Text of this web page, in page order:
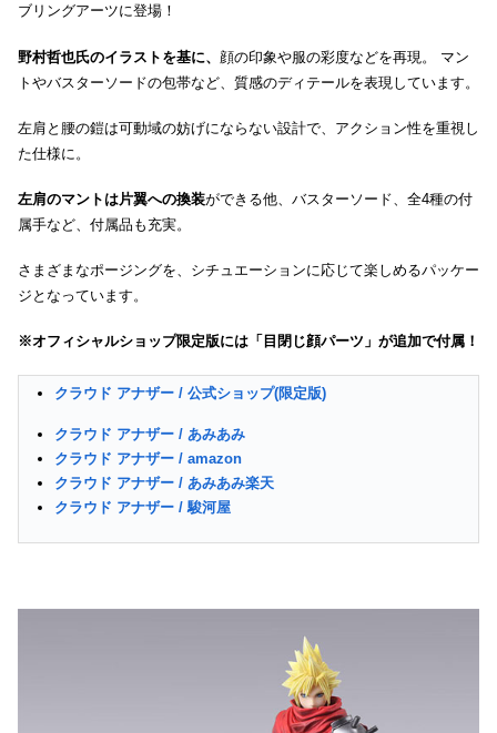
ブリングアーツに登場！
野村哲也氏のイラストを基に、 顔の印象や服の彩度などを再現。 マン
トやバスターソードの包帯など、質感のディテールを表現しています。
左肩と腰の鎧は可動域の妨げにならない設計で、アクション性を重視し
た仕様に。
左肩のマントは片翼への換装ができる他、バスターソード、全4種の付
属手など、付属品も充実。
さまざまなポージングを、シチュエーションに応じて楽しめるパッケー
ジとなっています。
※オフィシャルショップ限定版には「目閉じ顔パーツ」が追加で付属！
クラウド アナザー / 公式ショップ(限定版)
クラウド アナザー / あみあみ
クラウド アナザー / amazon
クラウド アナザー / あみあみ楽天
クラウド アナザー / 駿河屋